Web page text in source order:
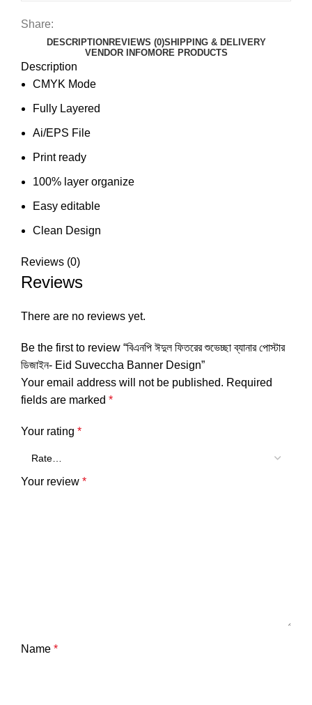
Share:
DESCRIPTIONREVIEWS (0)SHIPPING & DELIVERY
VENDOR INFOMORE PRODUCTS
Description
CMYK Mode
Fully Layered
Ai/EPS File
Print ready
100% layer organize
Easy editable
Clean Design
Reviews (0)
Reviews
There are no reviews yet.
Be the first to review “বিএনপি ঈদুল ফিতরের শুভেচ্ছা ব্যানার পোস্টার
ডিজাইন- Eid Suveccha Banner Design”
Your email address will not be published. Required
fields are marked *
Your rating *
Your review *
Name *